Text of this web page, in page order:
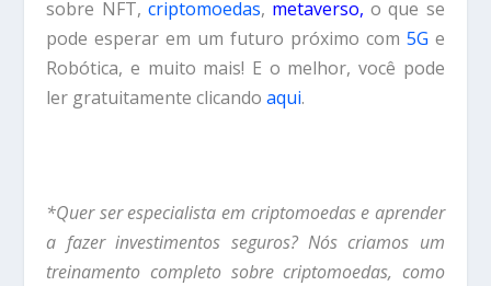
sobre NFT, criptomoedas, metaverso, o que se
pode esperar em um futuro próximo com 5G e
Robótica, e muito mais! E o melhor, você pode
ler gratuitamente clicandoaqui.
*Quer ser especialista em criptomoedas e aprender
a fazer investimentos seguros? Nós criamos um
treinamento completo sobre criptomoedas, como